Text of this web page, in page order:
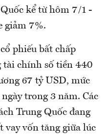
kể từ hôm 7/1 -
giảm 7%.
phiếu bất chấp
tài chính số tiền 440
67 tỷ USD, mức
trong 3 năm. Các
Trung Quốc đang
vay vốn tăng giữa lúc